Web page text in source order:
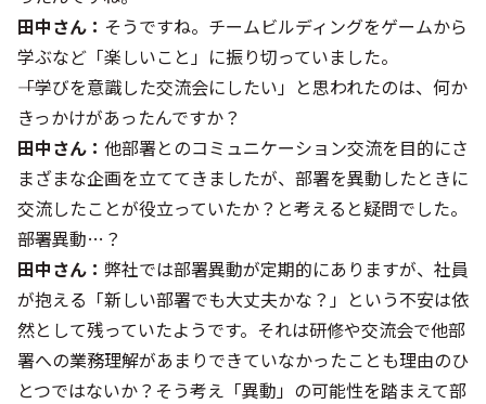
田中さん： そうですね。チームビルディングをゲームから
学ぶなど「楽しいこと」に振り切っていました。
――「学びを意識した交流会にしたい」と思われたのは、何か
きっかけがあったんですか？
田中さん： 他部署とのコミュニケーション交流を目的にさ
まざまな企画を立ててきましたが、部署を異動したときに
交流したことが役立っていたか？と考えると疑問でした。
――部署異動…？
田中さん： 弊社では部署異動が定期的にありますが、社員
が抱える「新しい部署でも大丈夫かな？」という不安は依
然として残っていたようです。それは研修や交流会で他部
署への業務理解があまりできていなかったことも理由のひ
とつではないか？そう考え「異動」の可能性を踏まえて部